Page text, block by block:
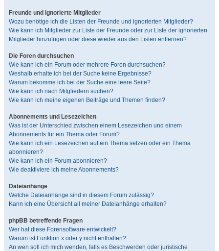
Freunde und ignorierte Mitglieder
Wozu benötige ich die Listen der Freunde und ignorierten Mitglieder?
Wie kann ich Mitglieder zur Liste der Freunde oder zur Liste der ignorierten
Mitglieder hinzufügen oder diese wieder aus den Listen entfernen?
Die Foren durchsuchen
Wie kann ich ein Forum oder mehrere Foren durchsuchen?
Weshalb erhalte ich bei der Suche keine Ergebnisse?
Warum bekomme ich bei der Suche eine leere Seite?
Wie kann ich nach Mitgliedern suchen?
Wie kann ich meine eigenen Beiträge und Themen finden?
Abonnements und Lesezeichen
Was ist der Unterschied zwischen einem Lesezeichen und einem
Abonnements für ein Thema oder Forum?
Wie kann ich ein Lesezeichen auf ein Thema setzen oder ein Thema
abonnieren?
Wie kann ich ein Forum abonnieren?
Wie deaktiviere ich meine Abonnements?
Dateianhänge
Welche Dateianhänge sind in diesem Forum zulässig?
Kann ich eine Übersicht all meiner Dateianhänge erhalten?
phpBB betreffende Fragen
Wer hat diese Forensoftware entwickelt?
Warum ist Funktion x oder y nicht enthalten?
An wen soll ich mich wenden, falls es Beschwerden oder juristische